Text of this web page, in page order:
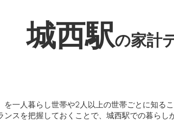
城西駅の家計
一人暮らし世帯や2人以上の世帯ごとに知る
スを把握しておくことで、城西駅での暮らし